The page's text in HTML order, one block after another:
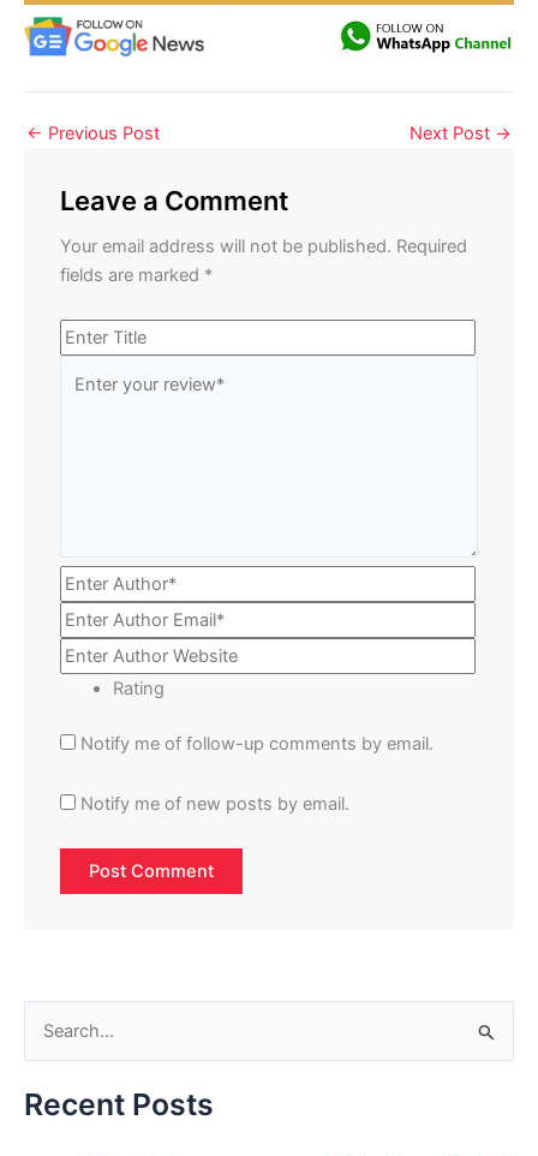
← Previous Post Next Post →
Leave a Comment
Your email address will not be published. Required
fields are marked *
Rating
Notify me of follow-up comments by email.
Notify me of new posts by email.
a
Recent Posts